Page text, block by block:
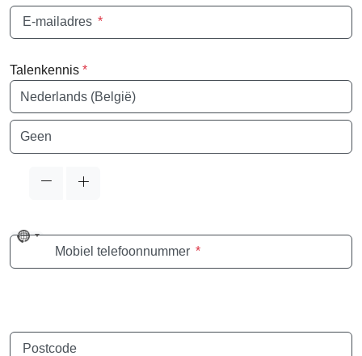
E-mailadres *
Talenkennis *
Taal
Taal
No
countryMobiel telefoonnummer *
Postcode